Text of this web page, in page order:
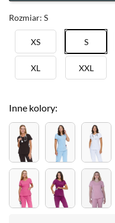
Rozmiar: S
XS S
XL XXL
Inne kolory: